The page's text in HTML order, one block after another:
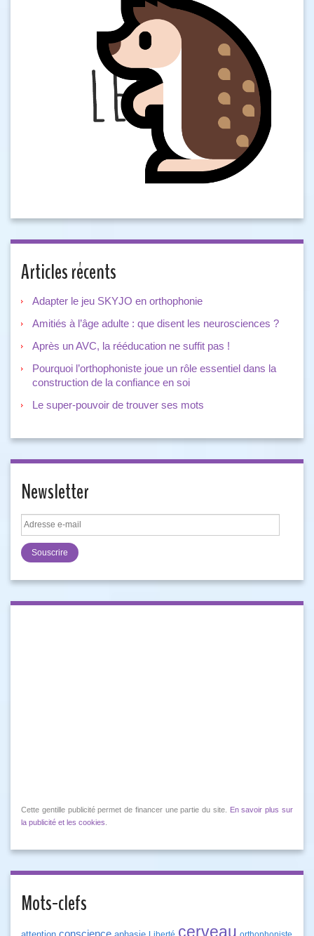
Articles récents
Adapter le jeu SKYJO en orthophonie
Amitiés à l’âge adulte : que disent les neurosciences ?
Après un AVC, la rééducation ne suffit pas !
Pourquoi l’orthophoniste joue un rôle essentiel dans la
construction de la confiance en soi
Le super-pouvoir de trouver ses mots
Newsletter
Adresse
e-
mail
Cette gentille publicité permet de financer une partie du site.
En savoir plus sur
la publicité et les cookies
Mots-clefs
conscience cerveau